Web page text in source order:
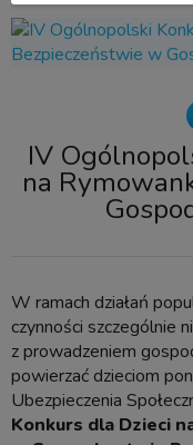
IV
na
W ramach działań
czynności szczególnie
z prowadzeniem
powierzać dzieciom
Ubezpieczenia
Konkurs dla Dzieci